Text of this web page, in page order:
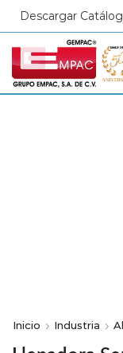
Descargar
Inicio Industria